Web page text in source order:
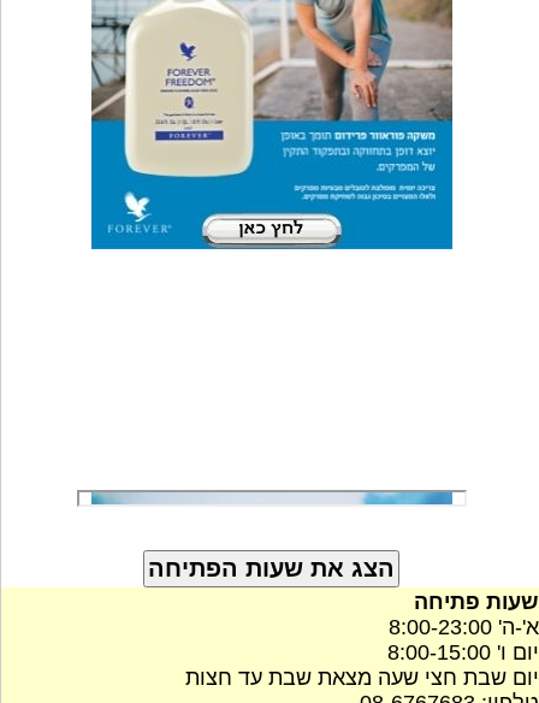
שעות פתיחה
א'-ה' 8:00-23:00
יום ו' 8:00-15:00
יום שבת חצי שעה מצאת שבת עד חצות